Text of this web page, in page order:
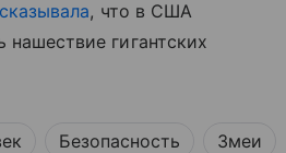
, что в США
нашествие гигантских
Безопасность Змеи